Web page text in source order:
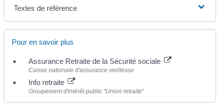
Textes de référence
Pour en savoir plus
Assurance Retraite de la Sécurité sociale
Caisse nationale d'assurance vieillesse
Info retraite
Groupement d'intérêt public "Union retraite"